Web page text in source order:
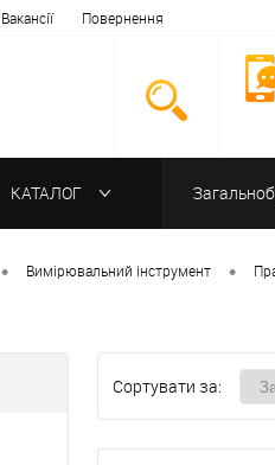
Вакансії Повернення
КАТАЛОГ
• Вимірювальний інструмент •
Сортувати за: